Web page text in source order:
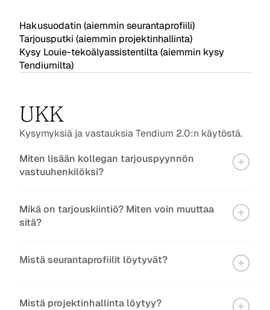
Hakusuodatin (aiemmin seurantaprofiili)
Tarjousputki (aiemmin projektinhallinta)
Kysy Louie-tekoälyassistentilta (aiemmin kysy
Tendiumilta)
UKK
Kysymyksiä ja vastauksia Tendium 2.0:n käytöstä.
Miten lisään kollegan tarjouspyynnön
vastuuhenkilöksi?
Mikä on tarjouskiintiö? Miten voin muuttaa
sitä?
Mistä seurantaprofiilit löytyvät?
Mistä projektinhallinta löytyy?